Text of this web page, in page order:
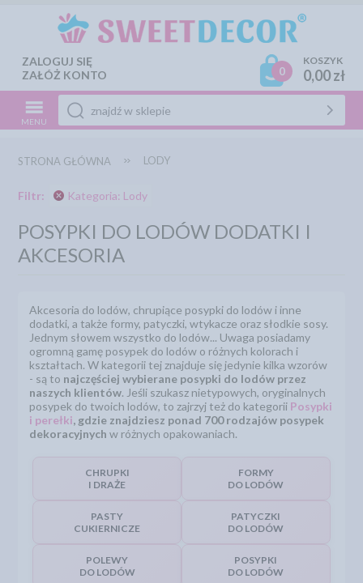
ZALOGUJ SIĘ
ZAŁÓŻ KONTO
0
KOSZYK
0,00 zł
MENU
STRONA GŁÓWNA LODY
Filtr: Kategoria: Lody
POSYPKI DO LODÓW DODATKI I
AKCESORIA
Akcesoria do lodów, chrupiące posypki do lodów i inne
dodatki, a także formy, patyczki, wtykacze oraz słodkie sosy.
Jednym słowem wszystko do lodów... Uwaga posiadamy
ogromną gamę posypek do lodów o różnych kolorach i
kształtach. W kategorii tej znajduje się jedynie kilka wzorów
- są to najczęściej wybierane posypki do lodów przez
naszych klientów. Jeśli szukasz nietypowych, oryginalnych
posypek do twoich lodów, to zajrzyj też do kategorii Posypki
i perełki, gdzie znajdziesz ponad 700 rodzajów posypek
dekoracyjnych w różnych opakowaniach.
CHRUPKI
I DRAŻE
FORMY
DO LODÓW
PASTY
CUKIERNICZE
PATYCZKI
DO LODÓW
POLEWY
DO LODÓW
POSYPKI
DO LODÓW